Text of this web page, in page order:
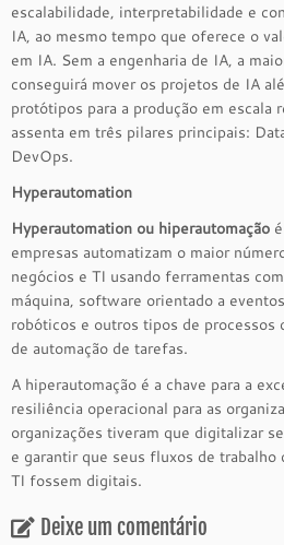
escalabilidade, interpretabilidade e
IA, ao mesmo tempo que oferece o
em IA. Sem a engenharia de IA, a
conseguirá mover os projetos de IA
protótipos para a produção em escala
assenta em três pilares principais:
DevOps.
Hyperautomation
Hyperautomation ou hiperautomação
empresas automatizam o maior
negócios e TI usando ferramentas
máquina, software orientado a
robóticos e outros tipos de processos
de automação de tarefas.
A hiperautomação é a chave para a
resiliência operacional para as
organizações tiveram que digitalizar
e garantir que seus fluxos de trabalho
TI fossem digitais.
Deixe um comentário